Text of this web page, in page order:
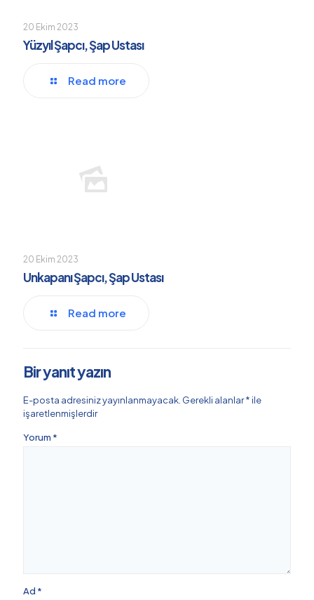
20 Ekim 2023
Yüzyıl Şapcı, Şap Ustası
Read more
20 Ekim 2023
Unkapanı Şapcı, Şap Ustası
Read more
Bir yanıt yazın
E-posta adresiniz yayınlanmayacak. Gerekli alanlar*ile
işaretlenmişlerdir
Yorum *
Ad *